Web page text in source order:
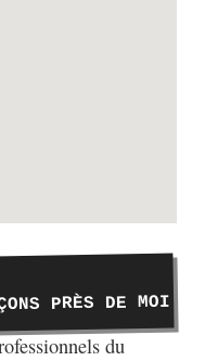
PRÈS DE MOI
du